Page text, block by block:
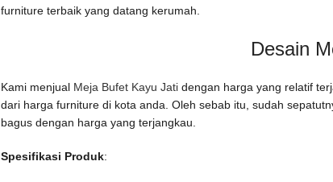
furniture terbaik yang datang kerumah.
Desain
Kami menjual Meja Bufet Kayu Jatidengan harga yang relatif
dari harga furniture di kota anda. Oleh sebab itu, sudah
bagus dengan harga yang terjangkau.
Spesifikasi Produk: